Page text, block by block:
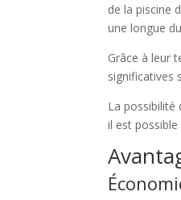
de la piscine
une longue
Grâce à leur
significatives
La possibilité
il est